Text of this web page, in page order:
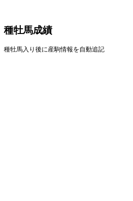
種牡馬成績
種牡馬入り後に産駒情報を自動追記